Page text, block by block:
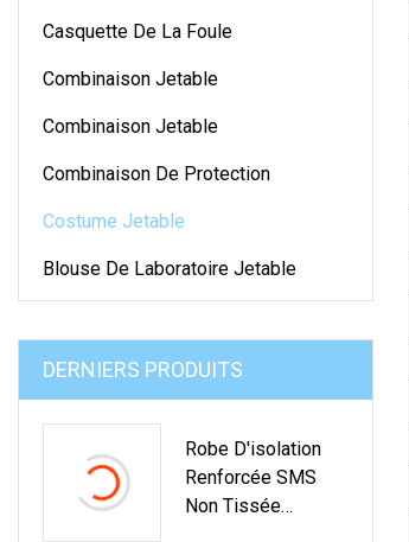
Casquette De La Foule
Combinaison Jetable
Combinaison Jetable
Combinaison De Protection
Costume Jetable
Blouse De Laboratoire Jetable
DERNIERS PRODUITS
Robe D'isolation
Renforcée SMS
Non Tissée